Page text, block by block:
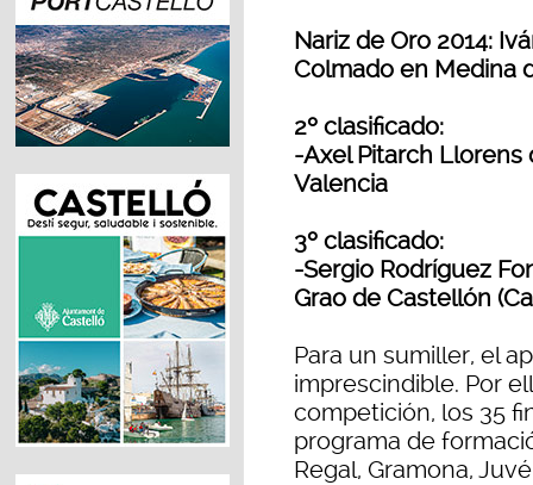
Nariz de Oro 2014:
Colmado en Medina
2º clasificado:
-Axel Pitarch Llorens
Valencia
3º clasificado:
-Sergio Rodríguez
Grao de Castellón
Para un sumiller, el
imprescindible. Por
competición, los 35
programa de
Regal, Gramona,